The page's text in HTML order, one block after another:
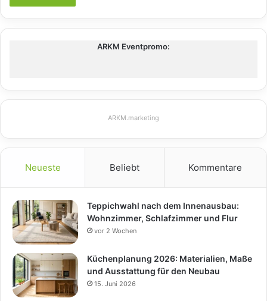
ARKM Eventpromo:
ARKM.marketing
Neueste Beliebt Kommentare
Teppichwahl nach dem Innenausbau:
Wohnzimmer, Schlafzimmer und Flur
vor 2 Wochen
Küchenplanung 2026: Materialien, Maße
und Ausstattung für den Neubau
15. Juni 2026